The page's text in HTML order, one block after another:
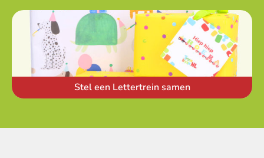
Stel een Lettertrein samen